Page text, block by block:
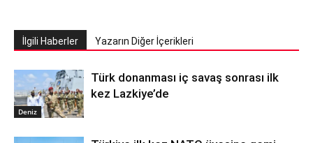
İlgili Haberler Yazarın Diğer İçerikleri
Deniz
Türk donanması iç savaş sonrası ilk
kez Lazkiye’de